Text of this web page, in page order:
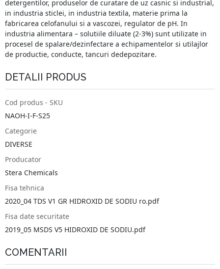
detergentilor, produselor de curatare de uz casnic si industrial,
in industria sticlei, in industria textila, materie prima la
fabricarea celofanului si a vascozei, regulator de pH. In
industria alimentara – solutiile diluate (2-3%) sunt utilizate in
procesel de spalare/dezinfectare a echipamentelor si utilajlor
de productie, conducte, tancuri dedepozitare.
DETALII PRODUS
Cod produs - SKU
NAOH-I-F-S25
Categorie
DIVERSE
Producator
Stera Chemicals
Fisa tehnica
2020_04 TDS V1 GR HIDROXID DE SODIU ro.pdf
Fisa date securitate
2019_05 MSDS V5 HIDROXID DE SODIU.pdf
COMENTARII